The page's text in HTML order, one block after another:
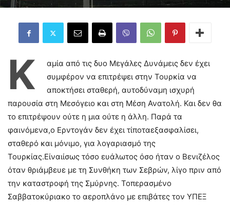
Κ
αμία από τις δυο Μεγάλες Δυνάμεις δεν έχει
συμφέρον να επιτρέψει στην Τουρκία να
αποκτήσει σταθερή, αυτοδύναμη ισχυρή
παρουσία στη Μεσόγειο και στη Μέση Ανατολή. Και δεν θα
το επιτρέψουν ούτε η μια ούτε η άλλη. Παρά τα
φαινόμενα,ο Ερντογάν δεν έχει τίποταεξασφαλίσει,
σταθερό και μόνιμο, για λογαριασμό της
Τουρκίας.Είναιίσως τόσο ευάλωτος όσο ήταν ο Βενιζέλος
όταν θριάμβευε με τη Συνθήκη των Σεβρών, λίγο πριν από
την καταστροφή της Σμύρνης. Τοπερασμένο
Σαββατοκύριακο το αεροπλάνο με επιβάτες τον ΥΠΕΞ